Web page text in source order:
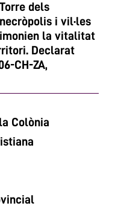
dels
i vil·les
la vitalitat
Declarat
CH-ZA,
Colònia